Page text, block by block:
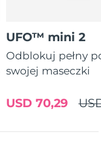
UFO™ mini 2
Odblokuj pełny
swojej maseczki
USD 70,29